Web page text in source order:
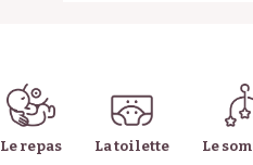
Le repas La toilette Le